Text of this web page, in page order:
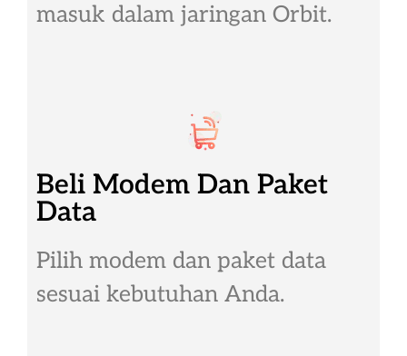
masuk dalam jaringan Orbit.
Beli Modem Dan Paket
Data
Pilih modem dan paket data
sesuai kebutuhan Anda.